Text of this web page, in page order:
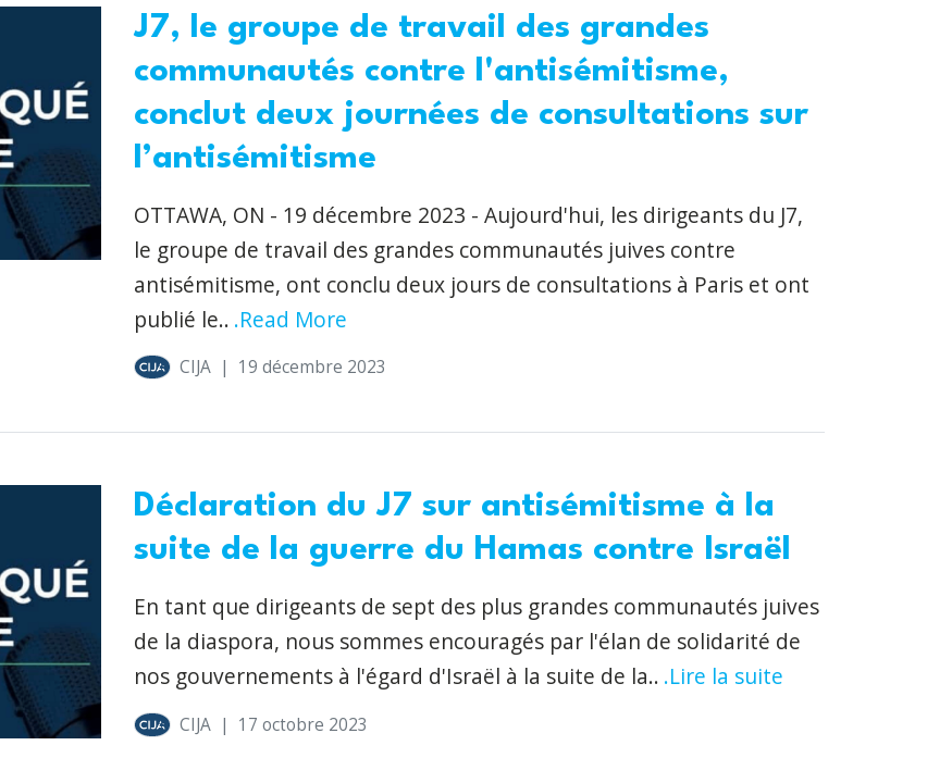
J7, le groupe de travail des grandes
communautés contre l'antisémitisme,
conclut deux journées de consultations sur
l’antisémitisme
OTTAWA, ON - 19 décembre 2023 - Aujourd'hui, les dirigeants du J7,
le groupe de travail des grandes communautés juives contre
antisémitisme, ont conclu deux jours de consultations à Paris et ont
publié le.. .Read More
CIJA | 19 décembre 2023
Déclaration du J7 sur antisémitisme à la
suite de la guerre du Hamas contre Israël
En tant que dirigeants de sept des plus grandes communautés juives
de la diaspora, nous sommes encouragés par l'élan de solidarité de
nos gouvernements à l'égard d'Israël à la suite de la.. .Lire la suite
CIJA | 17 octobre 2023